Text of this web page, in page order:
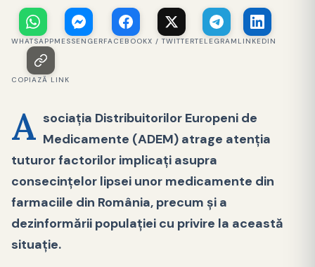
WHATSAPPMESSENGERFACEBOOKX / TWITTERTELEGRAM LINKEDIN
COPIAZĂ LINK
A sociaţia Distribuitorilor Europeni de
Medicamente (ADEM) atrage atenția
tuturor factorilor implicați asupra
consecințelor lipsei unor medicamente din
farmaciile din România, precum și a
dezinformării populației cu privire la această
situație.